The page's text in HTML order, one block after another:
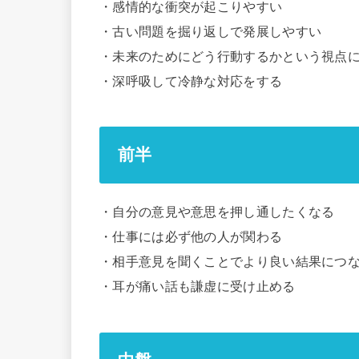
・感情的な衝突が起こりやすい
・古い問題を掘り返しで発展しやすい
・未来のためにどう行動するかという視点
・深呼吸して冷静な対応をする
前半
・自分の意見や意思を押し通したくなる
・仕事には必ず他の人が関わる
・相手意見を聞くことでより良い結果につ
・耳が痛い話も謙虚に受け止める